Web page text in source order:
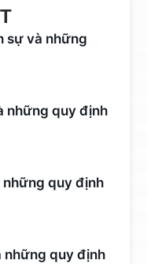
sự và những
những quy định
những quy định
những quy định